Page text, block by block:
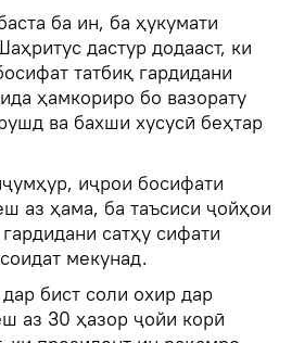
ба ин, ба ҳукумати
дастур додааст, ки
татбиқ гардидани
ҳамкориро бо вазорату
ва бахши хусусӣ беҳтар
иҷрои босифати
аз ҳама, ба таъсиси ҷойҳои
сатҳу сифати
мекунад.
бист соли охир дар
аз 30 ҳазор ҷойи корӣ